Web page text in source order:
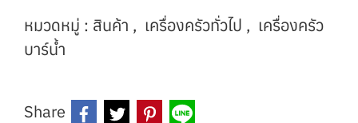
หมวดหมู่ : สินค้า , เครื่องครัวทั่วไป , เครื่องครัว
บาร์น้ำ
Share